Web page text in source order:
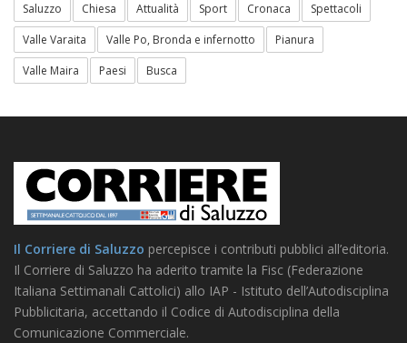
Saluzzo Chiesa Attualità Sport Cronaca
Spettacoli
Valle Varaita
Valle Po, Bronda e infernotto
Pianura
Valle Maira
Paesi Busca
Il Corriere di Saluzzo percepisce i contributi pubblici all’editoria.
Il Corriere di Saluzzo ha aderito tramite la Fisc (Federazione
Italiana Settimanali Cattolici) allo IAP - Istituto dell’Autodisciplina
Pubblicitaria, accettando il Codice di Autodisciplina della
Comunicazione Commerciale.